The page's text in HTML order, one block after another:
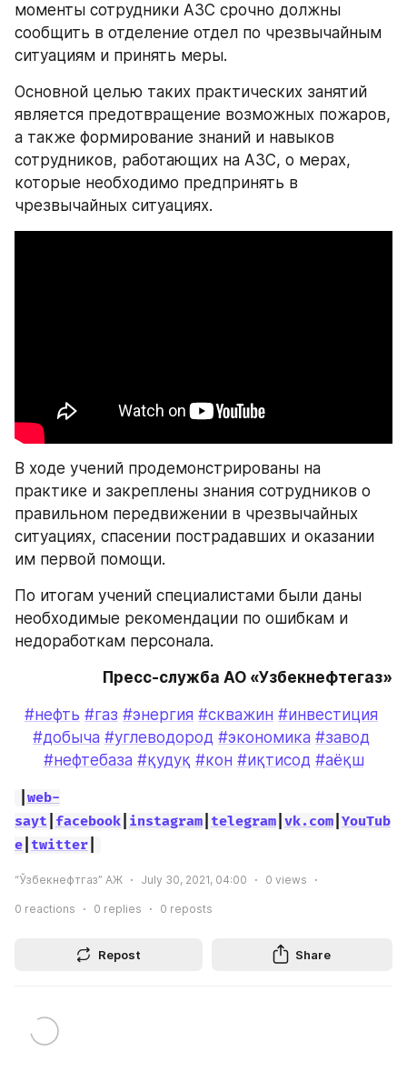
моменты сотрудники АЗС срочно должны
сообщить в отделение отдел по чрезвычайным
ситуациям и принять меры.
Основной целью таких практических занятий
является предотвращение возможных пожаров,
а также формирование знаний и навыков
сотрудников, работающих на АЗС, о мерах,
которые необходимо предпринять в
чрезвычайных ситуациях.
В ходе учений продемонстрированы на
практике и закреплены знания сотрудников о
правильном передвижении в чрезвычайных
ситуациях, спасении пострадавших и оказании
им первой помощи.
По итогам учений специалистами были даны
необходимые рекомендации по ошибкам и
недоработкам персонала.
Пресс-служба АО «Узбекнефтегаз»
#нефть #газ #энергия #скважин #инвестиция
#добыча #углеводород #экономика #завод
#нефтебаза #қудуқ #кон #иқтисод #аёқш
web-
sayt facebook instagram telegram vk.com YouTub
e twitter
“Ўзбекнефтгаз” АЖ July 30, 2021, 04:00 0 views
0 reactions 0 replies 0 reposts
Repost Share